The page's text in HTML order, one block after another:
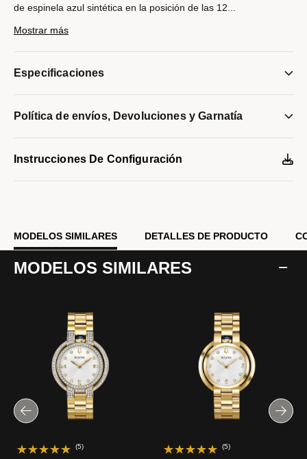
de espinela azul sintética en la posición de las 12
paréntesis de la caja y en el dial gris texturizado, cristal de zafiro
marca "Goddess of Time" y resistencia al agua hasta 30 metros.
Mostrar más
Especificaciones
Política de envíos, Devoluciones y Garnatía
Instrucciones De Configuración
MODELOS SIMILARES DETALLES DE PRODUCTO
MODELOS SIMILARES
(5) (5)